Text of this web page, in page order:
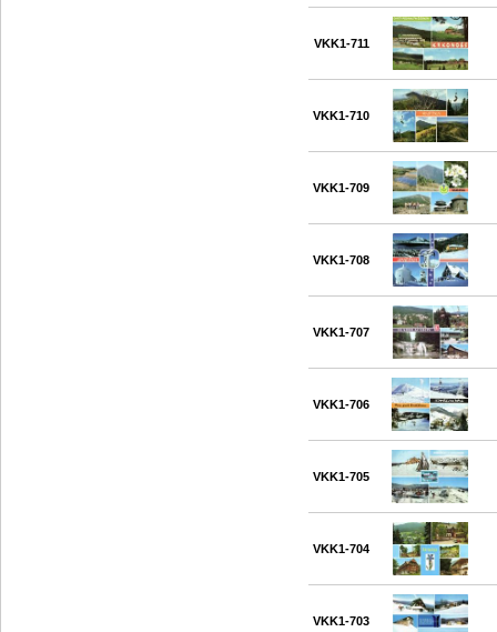
VKK1-711
VKK1-710
VKK1-709
VKK1-708
VKK1-707
VKK1-706
VKK1-705
VKK1-704
VKK1-703